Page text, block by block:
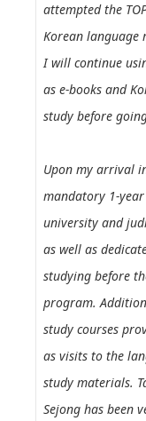
attempted the
Korean language
I will continue
as e-books and
study before
Upon my arrival
mandatory 1-
university and
as well as
studying before
program.
study courses
as visits to the
study materials.
Sejong has been